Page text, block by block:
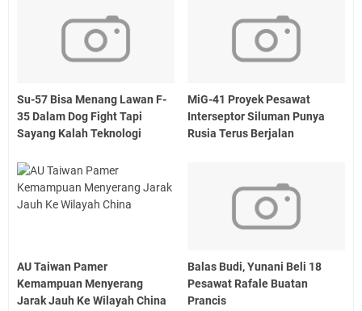
Su-57 Bisa Menang Lawan F-
35 Dalam Dog Fight Tapi
Sayang Kalah Teknologi
MiG-41 Proyek Pesawat
Interseptor Siluman Punya
Rusia Terus Berjalan
AU Taiwan Pamer
Kemampuan Menyerang
Jarak Jauh Ke Wilayah China
Balas Budi, Yunani Beli 18
Pesawat Rafale Buatan
Prancis